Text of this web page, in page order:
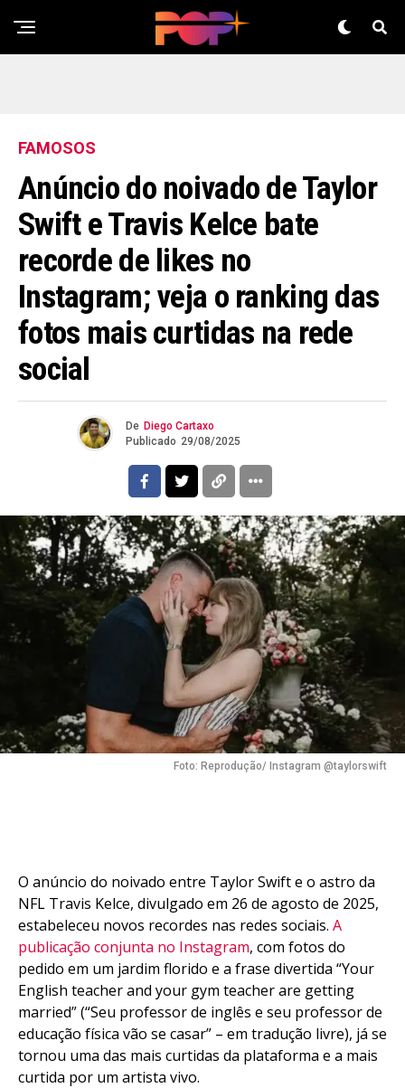
FAMOSOS
Anúncio do noivado de Taylor
Swift e Travis Kelce bate
recorde de likes no
Instagram; veja o ranking das
fotos mais curtidas na rede
social
De Diego Cartaxo
Publicado 29/08/2025
Foto: Reprodução/ Instagram @taylorswift
O anúncio do noivado entre Taylor Swift e o astro da
NFL Travis Kelce, divulgado em 26 de agosto de 2025,
estabeleceu novos recordes nas redes sociais. A
publicação conjunta no Instagram, com fotos do
pedido em um jardim florido e a frase divertida “Your
English teacher and your gym teacher are getting
married” (“Seu professor de inglês e seu professor de
educação física vão se casar” – em tradução livre), já se
tornou uma das mais curtidas da plataforma e a mais
curtida por um artista vivo.